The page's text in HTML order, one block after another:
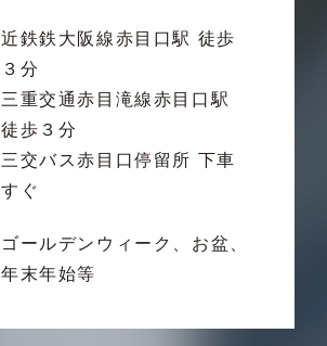
近鉄鉄大阪線赤目口駅 徒歩
３分
三重交通赤目滝線赤目口駅
徒歩３分
三交バス赤目口停留所 下車
すぐ
ゴールデンウィーク、お盆、
年末年始等